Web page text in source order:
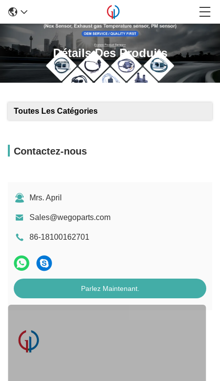
Détails Des Produits
Toutes Les Catégories
Contactez-nous
Mrs. April
Sales@wegoparts.com
86-18100162701
Parlez Maintenant.